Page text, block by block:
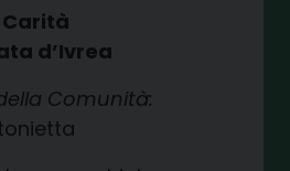
Carità
d’Ivrea
Comunità: